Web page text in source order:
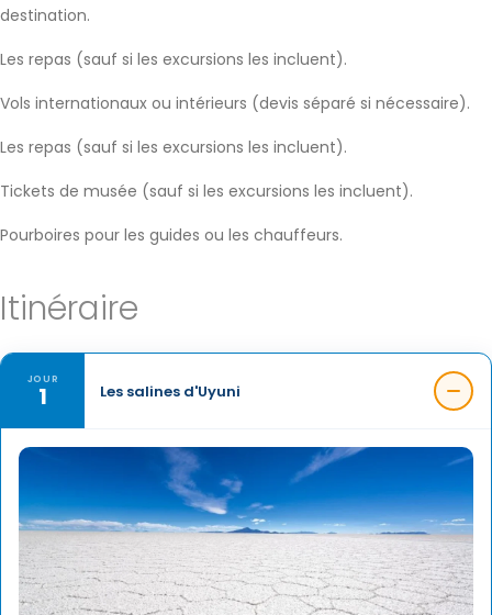
destination.
Les repas (sauf si les excursions les incluent).
Vols internationaux ou intérieurs (devis séparé si nécessaire).
Les repas (sauf si les excursions les incluent).
Tickets de musée (sauf si les excursions les incluent).
Pourboires pour les guides ou les chauffeurs.
Itinéraire
JOUR
1 Les salines d'Uyuni